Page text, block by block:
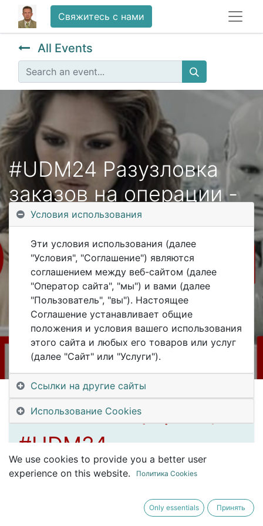
Свяжитесь с нами
All Events
#UDM24 Разузловка
заказов на операции -
онлайн-конференция
Registrations are
closed
Registrations Closed
31 мая будет
онлайн-конференция
#UDM24
#UralsDigitalMachinery
Ссылка на вход будет в
Условия использования
Эти условия использования (далее
"Условия", "Соглашение") являются
соглашением между веб-сайтом (далее
"Оператор сайта", "мы") и вами (далее
"Пользователь", "вы"). Настоящее
Соглашение устанавливает общие
положения и условия вашего использования
этого сайта и любых его товаров или услуг
(далее "Сайт" или "Услуги").
Ссылки на другие сайты
Использование Cookies
We use cookies to provide you a better user
experience on this website.
Политика Cookies
Only essentials Принять